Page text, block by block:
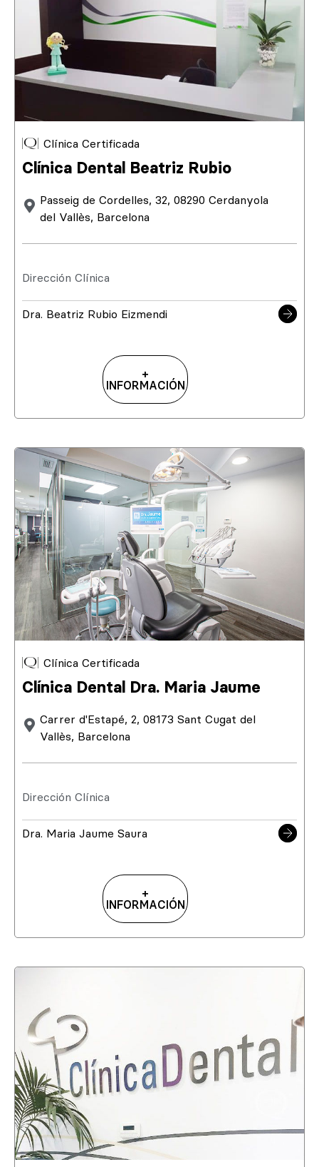
Clínica Certificada
Clínica Dental Beatriz Rubio
Passeig de Cordelles, 32, 08290 Cerdanyola
del Vallès, Barcelona
Dirección Clínica
Dra. Beatriz Rubio Eizmendi
+
INFORMACIÓN
Clínica Certificada
Clínica Dental Dra. Maria Jaume
Carrer d'Estapé, 2, 08173 Sant Cugat del
Vallès, Barcelona
Dirección Clínica
Dra. Maria Jaume Saura
+
INFORMACIÓN